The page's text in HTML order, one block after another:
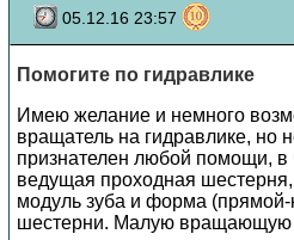
05.12.16 23:57
Помогите по гидравлике
Имею желание и немного
вращатель на гидравлике, но
признателен любой помощи, в
ведущая проходная
модуль зуба и форма (прямой-
шестерни. Малую вращающую